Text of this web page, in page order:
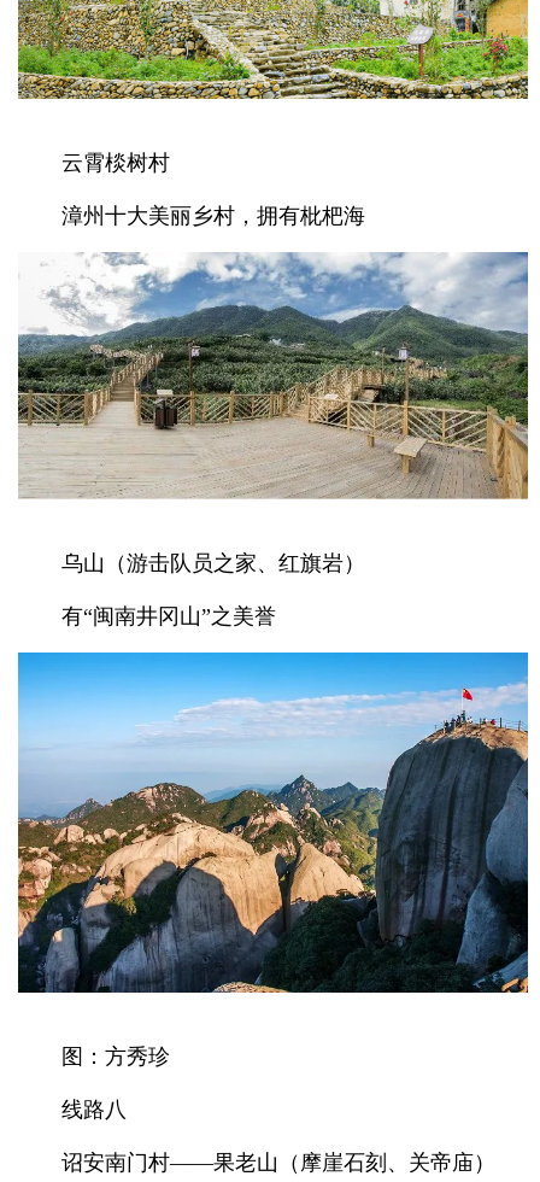
云霄棪树村
漳州十大美丽乡村，拥有枇杷海
乌山（游击队员之家、红旗岩）
有“闽南井冈山”之美誉
图：方秀珍
线路八
诏安南门村——果老山（摩崖石刻、关帝庙）